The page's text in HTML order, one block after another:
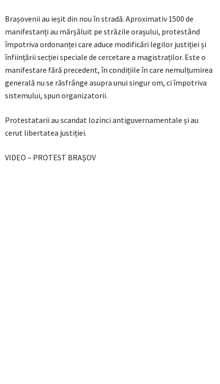
Brașovenii au ieșit din nou în stradă. Aproximativ 1500 de
manifestanți au mărșăluit pe străzile orașului, protestând
împotriva ordonanței care aduce modificări legilor justiției și
înființării secției speciale de cercetare a magistraților. Este o
manifestare fără precedent, în condițiile în care nemulțumirea
generală nu se răsfrânge asupra unui singur om, ci împotriva
sistemului, spun organizatorii.
Protestatarii au scandat lozinci antiguvernamentale și au
cerut libertatea justiției.
VIDEO – PROTEST BRAȘOV